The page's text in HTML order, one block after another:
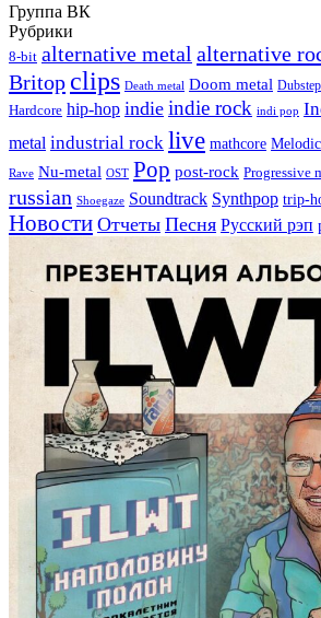
Группа ВК
Рубрики
8-bit alternative metal alternative
Britop clips Death metal Doom metal Dubstep
Hardcore hip-hop indie indie rock indi pop
metal industrial rock live mathcore
Rave Nu-metal OST Pop post-rock Progressive
russian Shoegaze Soundtrack Synthpop trip-
Новости Отчеты Песня Русский рэп